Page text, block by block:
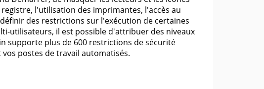
l'utilisation des imprimantes, l'accès au
des restrictions sur l'exécution de certaines
utilisateurs, il est possible d'attribuer des niveaux
supporte plus de 600 restrictions de sécurité
postes de travail automatisés.